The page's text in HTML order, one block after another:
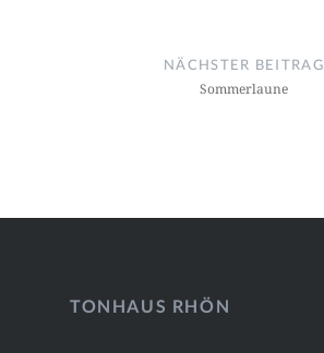
NÄCHSTER BEITRAG
Sommerlaune
TONHAUS RHÖN